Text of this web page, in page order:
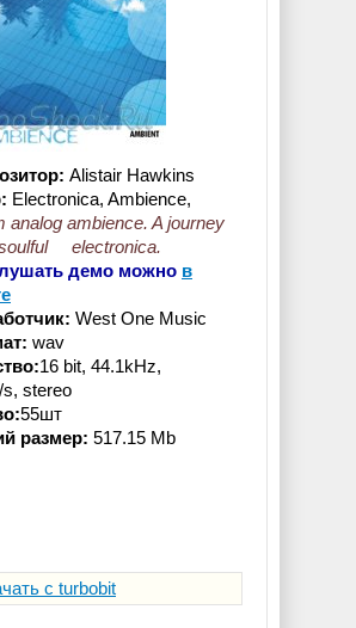
Alistair Hawkins
Electronica, Ambience,
analog ambience. A journey
electronica.
демо можно в
West One Music
wav
16 bit, 44.1kHz,
s, stereo
55шт
размер: 517.15 Mb
с turbobit